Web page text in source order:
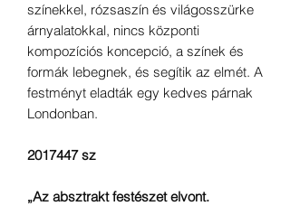
színekkel, rózsaszín és világosszürke
árnyalatokkal, nincs központi
kompozíciós koncepció, a színek és
formák lebegnek, és segítik az elmét. A
festményt eladták egy kedves párnak
Londonban.
2017447 sz
„Az absztrakt festészet elvont.